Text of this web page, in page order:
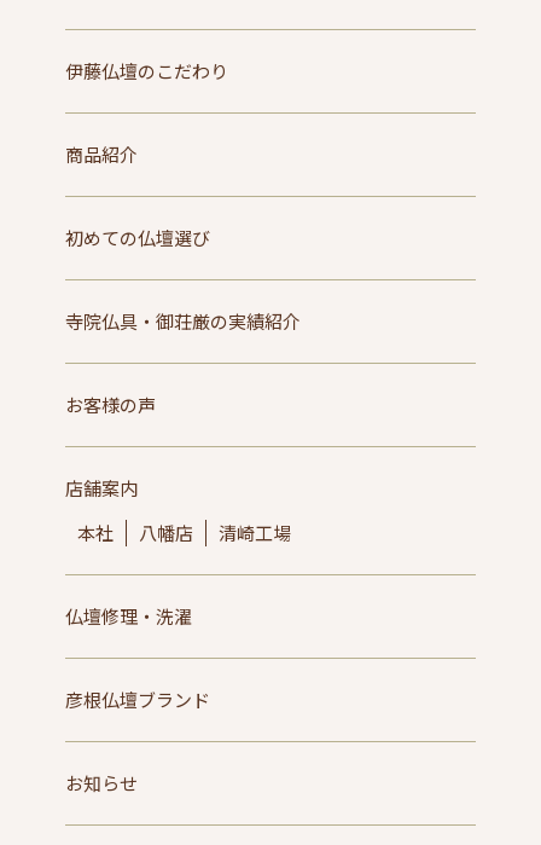
伊藤仏壇のこだわり
商品紹介
初めての仏壇選び
寺院仏具・御荘厳の実績紹介
お客様の声
店舗案内
本社
八幡店 清崎工場
仏壇修理・洗濯
彦根仏壇ブランド
お知らせ